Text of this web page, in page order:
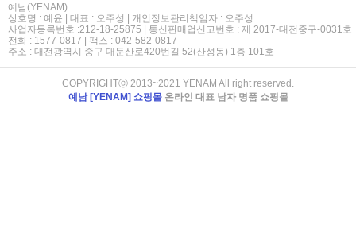
예남(YENAM)
상호명 : 예윤 | 대표 : 오주성 | 개인정보관리책임자 : 오주성
사업자등록번호 :212-18-25875 | 통신판매업신고번호 : 제 2017-대전중구-0031호
전화 : 1577-0817 | 팩스 : 042-582-0817
주소 : 대전광역시 중구 대둔산로420번길 52(산성동) 1층 101호
COPYRIGHTⓒ 2013~2021 YENAM All right reserved.
예남 [YENAM] 쇼핑몰온라인 대표 남자 명품 쇼핑몰